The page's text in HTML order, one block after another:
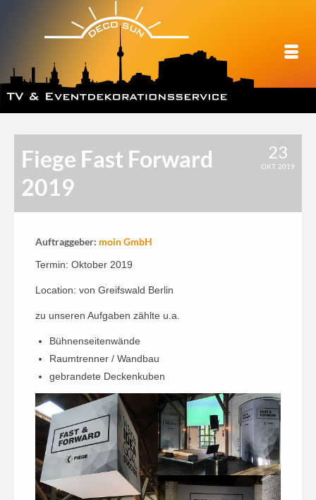
23
OKT. 2019
Fiege Fast Forward
2019
Auftraggeber: moin GmbH
Termin: Oktober 2019
Location: von Greifswald Berlin
zu unseren Aufgaben zählte u.a.
Bühnenseitenwände
Raumtrenner / Wandbau
gebrandete Deckenkuben